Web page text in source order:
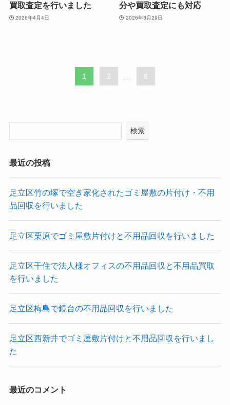
買取査定を行いました
2026年4月4日
分や買取査定にも対応
2026年3月29日
1 2 ... 6
検索
最近の投稿
足立区竹の塚で空き家化されたゴミ屋敷の片付け・不用
品回収を行いました
足立区栗原でゴミ屋敷片付けと不用品回収を行いました
足立区千住で法人様オフィスの不用品回収と不用品買取
を行いました
足立区梅島で鏡台の不用品回収を行いました
足立区西新井でゴミ屋敷片付けと不用品回収を行いまし
た
最近のコメント